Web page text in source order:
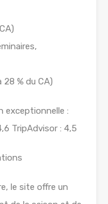
% du CA)
exceptionnelle :
TripAdvisor : 4,5
le site offre un